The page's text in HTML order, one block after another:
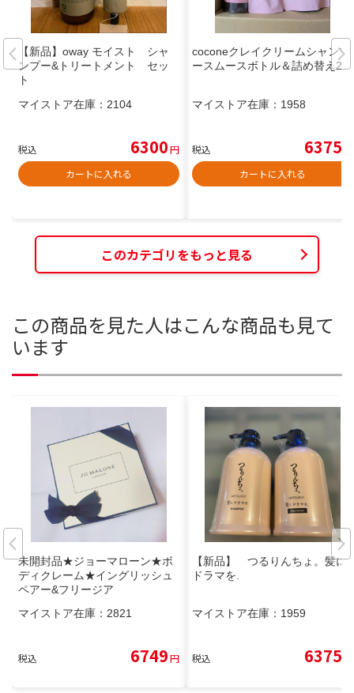
【新品】oway モイスト シャ
ンプー&トリートメント セッ
ト
マイストア在庫： 2104
税込 6300円
カートに入れる
coconeクレイクリームシャンプ
ースムースボトル＆詰め替え2個
マイストア在庫： 1958
税込 6375
カートに入れる
このカテゴリをもっと見る
この商品を見た人はこんな商品も見て
います
未開封品★ジョーマローン★ボ
ディクレーム★イングリッシュ
ペアー&フリージア
マイストア在庫： 2821
税込 6749円
【新品】 つるりんちょ。髪に
ドラマを.
マイストア在庫： 1959
税込 6375